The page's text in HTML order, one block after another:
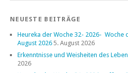
NEUESTE BEITRÄGE
Heureka der Woche 32- 2026- Woche
August 2026 5. August 2026
Erkenntnisse und Weisheiten des
2026